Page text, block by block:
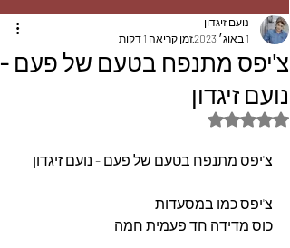
צ'יפס מתנפח בטעם של פעם -
נועם זיגדון
נועם זיגדון
1 באוג׳ 2023
זמן קריאה 1 דקות
דירוג של NaN מתוך 5 כוכבים
צ'יפס מתנפח בטעם של פעם - נועם זיגדון
צ'יפס כמו במסעדות
כוס מדידה חד פעמית חמה